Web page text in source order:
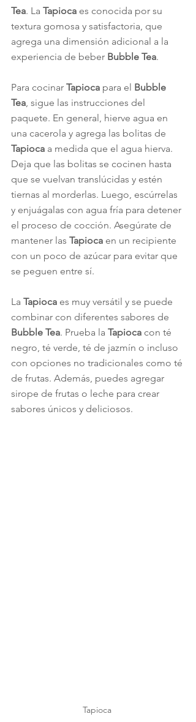
Tea. La Tapioca es conocida por su
textura gomosa y satisfactoria, que
agrega una dimensión adicional a la
experiencia de beber Bubble Tea.
Para cocinar Tapioca para el Bubble
Tea, sigue las instrucciones del
paquete. En general, hierve agua en
una cacerola y agrega las bolitas de
Tapioca a medida que el agua hierva.
Deja que las bolitas se cocinen hasta
que se vuelvan translúcidas y estén
tiernas al morderlas. Luego, escúrrelas
y enjuágalas con agua fría para detener
el proceso de cocción. Asegúrate de
mantener las Tapioca en un recipiente
con un poco de azúcar para evitar que
se peguen entre sí.
La Tapioca es muy versátil y se puede
combinar con diferentes sabores de
Bubble Tea. Prueba la Tapioca con té
negro, té verde, té de jazmín o incluso
con opciones no tradicionales como té
de frutas. Además, puedes agregar
sirope de frutas o leche para crear
sabores únicos y deliciosos.
Tapioca